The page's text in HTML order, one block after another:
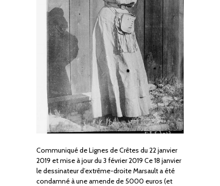
Communiqué de Lignes de Crêtes du 22 janvier
2019 et mise à jour du 3 février 2019 Ce 18 janvier
le dessinateur d’extrême-droite Marsault a été
condamné à une amende de 5000 euros (et